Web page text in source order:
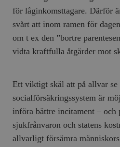
för låginkomsttagare. Därför
svårt att inom ramen för
om t ex den ”bortre
vidta kraftfulla åtgärder mot
Ett viktigt skäl att på allvar se
socialförsäkringssystem är
införa bättre incitament – och
sjukfrånvaron och statens
allvarligt försämra